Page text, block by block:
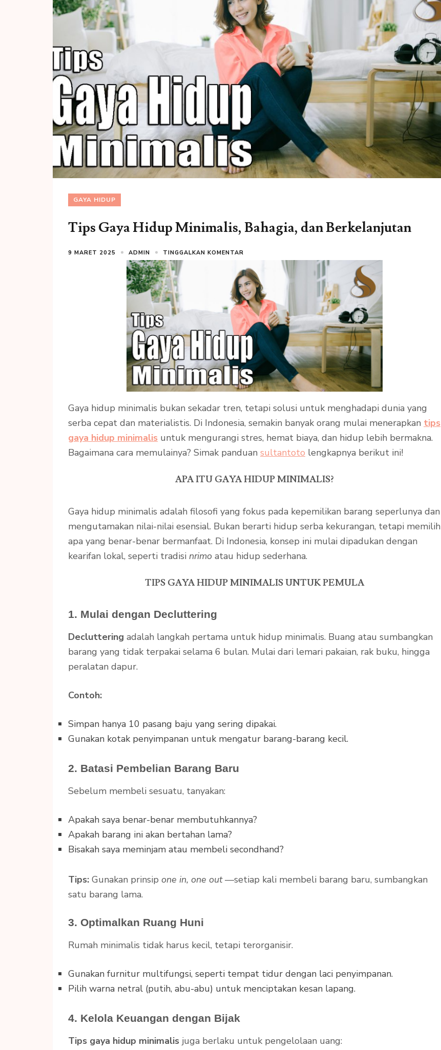
GAYA HIDUP
Tips Gaya Hidup Minimalis, Bahagia, dan Berkelanjutan
9 MARET 2025 ADMIN TINGGALKAN KOMENTAR
Gaya hidup minimalis bukan sekadar tren, tetapi solusi untuk menghadapi dunia yang
serba cepat dan materialistis. Di Indonesia, semakin banyak orang mulai menerapkan tips
gaya hidup minimalis untuk mengurangi stres, hemat biaya, dan hidup lebih bermakna.
Bagaimana cara memulainya? Simak panduan sultantoto lengkapnya berikut ini!
APA ITU GAYA HIDUP MINIMALIS?
Gaya hidup minimalis adalah filosofi yang fokus pada kepemilikan barang seperlunya dan
mengutamakan nilai-nilai esensial. Bukan berarti hidup serba kekurangan, tetapi memilih
apa yang benar-benar bermanfaat. Di Indonesia, konsep ini mulai dipadukan dengan
kearifan lokal, seperti tradisi nrimo atau hidup sederhana.
TIPS GAYA HIDUP MINIMALIS UNTUK PEMULA
1. Mulai dengan Decluttering
Decluttering adalah langkah pertama untuk hidup minimalis. Buang atau sumbangkan
barang yang tidak terpakai selama 6 bulan. Mulai dari lemari pakaian, rak buku, hingga
peralatan dapur.
Contoh:
Simpan hanya 10 pasang baju yang sering dipakai.
Gunakan kotak penyimpanan untuk mengatur barang-barang kecil.
2. Batasi Pembelian Barang Baru
Sebelum membeli sesuatu, tanyakan:
Apakah saya benar-benar membutuhkannya?
Apakah barang ini akan bertahan lama?
Bisakah saya meminjam atau membeli secondhand?
Tips: Gunakan prinsip one in, one out—setiap kali membeli barang baru, sumbangkan
satu barang lama.
3. Optimalkan Ruang Huni
Rumah minimalis tidak harus kecil, tetapi terorganisir.
Gunakan furnitur multifungsi, seperti tempat tidur dengan laci penyimpanan.
Pilih warna netral (putih, abu-abu) untuk menciptakan kesan lapang.
4. Kelola Keuangan dengan Bijak
Tips gaya hidup minimalis juga berlaku untuk pengelolaan uang: